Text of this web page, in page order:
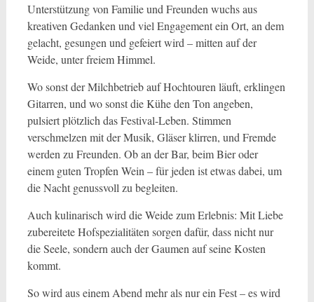
Unterstützung von Familie und Freunden wuchs aus
kreativen Gedanken und viel Engagement ein Ort, an dem
gelacht, gesungen und gefeiert wird – mitten auf der
Weide, unter freiem Himmel.
Wo sonst der Milchbetrieb auf Hochtouren läuft, erklingen
Gitarren, und wo sonst die Kühe den Ton angeben,
pulsiert plötzlich das Festival-Leben. Stimmen
verschmelzen mit der Musik, Gläser klirren, und Fremde
werden zu Freunden. Ob an der Bar, beim Bier oder
einem guten Tropfen Wein – für jeden ist etwas dabei, um
die Nacht genussvoll zu begleiten.
Auch kulinarisch wird die Weide zum Erlebnis: Mit Liebe
zubereitete Hofspezialitäten sorgen dafür, dass nicht nur
die Seele, sondern auch der Gaumen auf seine Kosten
kommt.
So wird aus einem Abend mehr als nur ein Fest – es wird